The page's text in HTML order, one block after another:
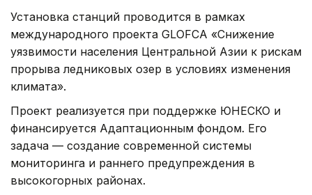
Установка станций проводится в рамках
международного проекта GLOFCA «Снижение
уязвимости населения Центральной Азии к рискам
прорыва ледниковых озер в условиях изменения
климата».
Проект реализуется при поддержке ЮНЕСКО и
финансируется Адаптационным фондом. Его
задача — создание современной системы
мониторинга и раннего предупреждения в
высокогорных районах.